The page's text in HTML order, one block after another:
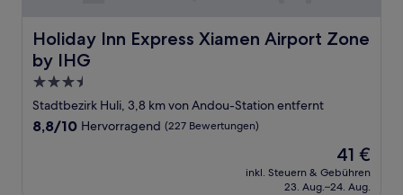
Holiday Inn Express Xiamen Airport Zone
by IHG
Holiday Inn Express Xiamen Airport Zone by IHG
3.5-
Sterne-
Unterkunft
Stadtbezirk Huli, 3,8 km von Andou-Station entfernt
8.8
8,8/10 Hervorragend (227 Bewertungen)
Der
Preis
beträgt
41 €
inkl. Steuern & Gebühren
23. Aug.–24. Aug.